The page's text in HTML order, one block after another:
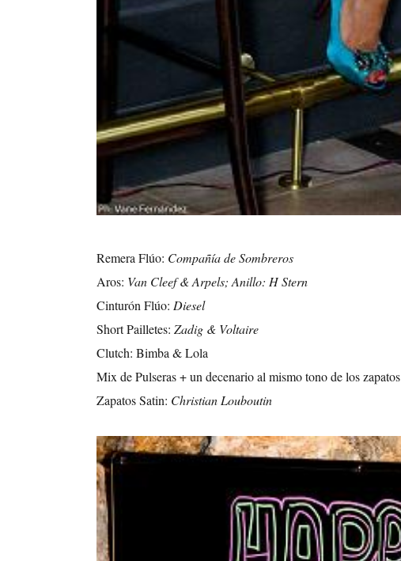
Remera Flúo: Compañía de Sombreros
Aros: Van Cleef & Arpels; Anillo: H Stern
Cinturón Flúo: Diesel
Short Pailletes: Zadig & Voltaire
Clutch: Bimba & Lola
Mix de Pulseras + un decenario al mismo tono de los zapatos
Zapatos Satin: Christian Louboutin